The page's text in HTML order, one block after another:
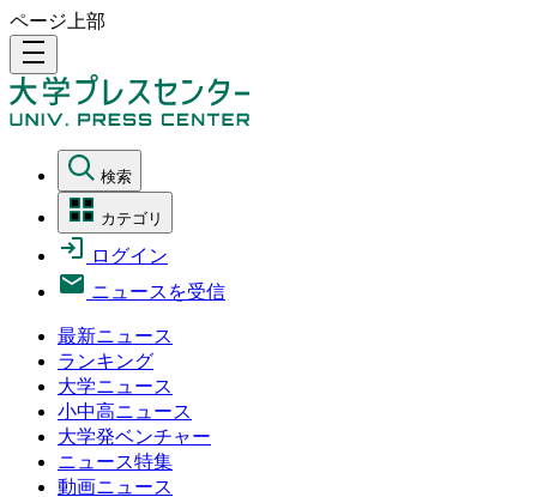
ページ上部
density_medium
検索
カテゴリ
ログイン
ニュースを受信
最新ニュース
ランキング
大学ニュース
小中高ニュース
大学発ベンチャー
ニュース特集
動画ニュース